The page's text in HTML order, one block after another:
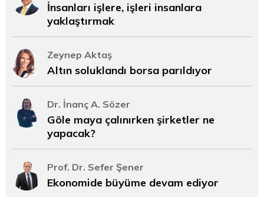
İnsanları işlere, işleri insanlara
yaklaştırmak
Zeynep Aktaş
Altın soluklandı borsa parıldıyor
Dr. İnanç A. Sözer
Göle maya çalınırken şirketler ne
yapacak?
Prof. Dr. Sefer Şener
Ekonomide büyüme devam ediyor